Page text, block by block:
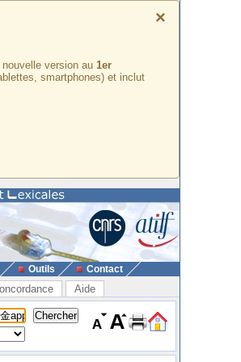
×
version au 1er
smartphones) et inclut
Outils Contact
Aide